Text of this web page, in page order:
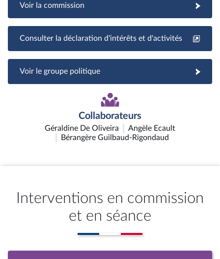
Voir la commission
Consulter la déclaration d'intérêts et d'activités
Voir le groupe politique
Collaborateurs
Géraldine De Oliveira
Angèle Ecault
Bérangère Guilbaud-Rigondaud
Interventions en commission
et en séance